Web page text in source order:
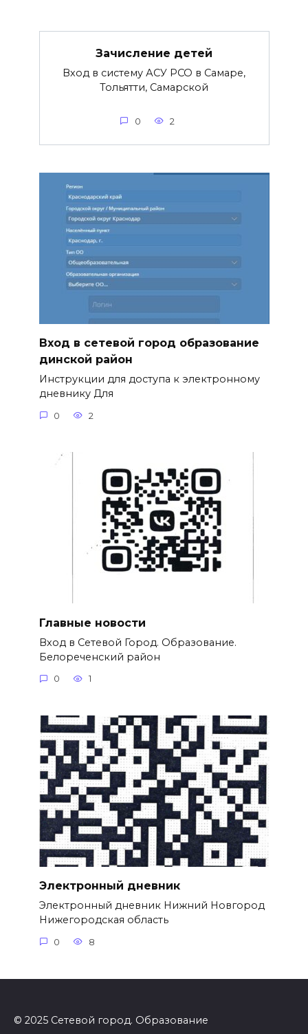
Зачисление детей
Вход в систему АСУ РСО в Самаре,
Тольятти, Самарской
0 2
Вход в сетевой город образование
динской район
Инструкции для доступа к электронному
дневнику Для
0 2
Главные новости
Вход в Сетевой Город. Образование.
Белореченский район
0 1
Электронный дневник
Электронный дневник Нижний Новгород
Нижегородская область
0 8
© 2025 Сетевой город. Образование